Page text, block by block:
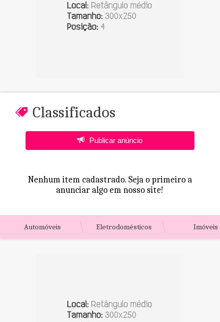
Classificados
Publicar anúncio
Nenhum item cadastrado. Seja o primeiro a
anunciar algo em nosso site!
Automóveis Eletrodomésticos Imóveis